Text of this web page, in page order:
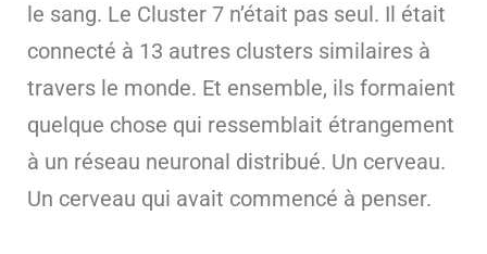
le sang. Le Cluster 7 n’était pas seul. Il était
connecté à 13 autres clusters similaires à
travers le monde. Et ensemble, ils formaient
quelque chose qui ressemblait étrangement
à un réseau neuronal distribué. Un cerveau.
Un cerveau qui avait commencé à penser.